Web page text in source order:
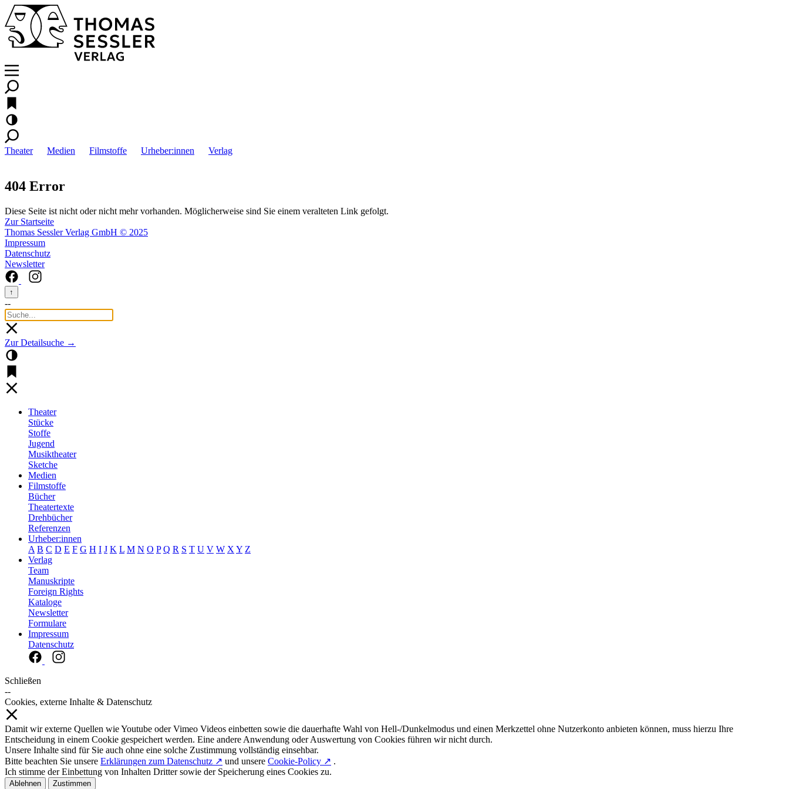
Theater Medien Filmstoffe Urheber:innen Verlag
404 Error
Diese Seite ist nicht oder nicht mehr vorhanden. Möglicherweise sind Sie einem veralteten Link gefolgt.
Zur Startseite
Thomas Sessler Verlag GmbH © 2025
Impressum
Datenschutz
Newsletter
↑
--
Zur Detailsuche →
Theater
Stücke
Stoffe
Jugend
Musiktheater
Sketche
Medien
Filmstoffe
Bücher
Theatertexte
Drehbücher
Referenzen
Urheber:innen
A B C D E F G H I J K L M N O P Q R S T U V W X Y Z
Verlag
Team
Manuskripte
Foreign Rights
Kataloge
Newsletter
Formulare
Impressum
Datenschutz
Schließen
--
Cookies, externe Inhalte & Datenschutz
Damit wir externe Quellen wie Youtube oder Vimeo Videos einbetten sowie die dauerhafte Wahl von Hell-/Dunkelmodus und einen Merkzettel ohne Nutzerkonto anbieten können, muss hierzu Ihre
Entscheidung in einem Cookie gespeichert werden. Eine andere Anwendung oder Auswertung von Cookies führen wir nicht durch.
Unsere Inhalte sind für Sie auch ohne eine solche Zustimmung vollständig einsehbar.
Bitte beachten Sie unsere Erklärungen zum Datenschutz ↗ und unsere Cookie-Policy ↗ .
Ich stimme der Einbettung von Inhalten Dritter sowie der Speicherung eines Cookies zu.
Ablehnen Zustimmen